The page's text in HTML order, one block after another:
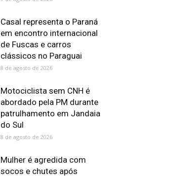
Casal representa o Paraná
em encontro internacional
de Fuscas e carros
clássicos no Paraguai
8 de agosto de 2026
Motociclista sem CNH é
abordado pela PM durante
patrulhamento em Jandaia
do Sul
8 de agosto de 2026
Mulher é agredida com
socos e chutes após